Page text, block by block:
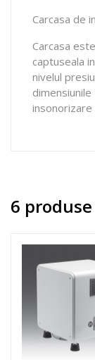
Carcasa de
Carcasa
captuseala
nivelul
6